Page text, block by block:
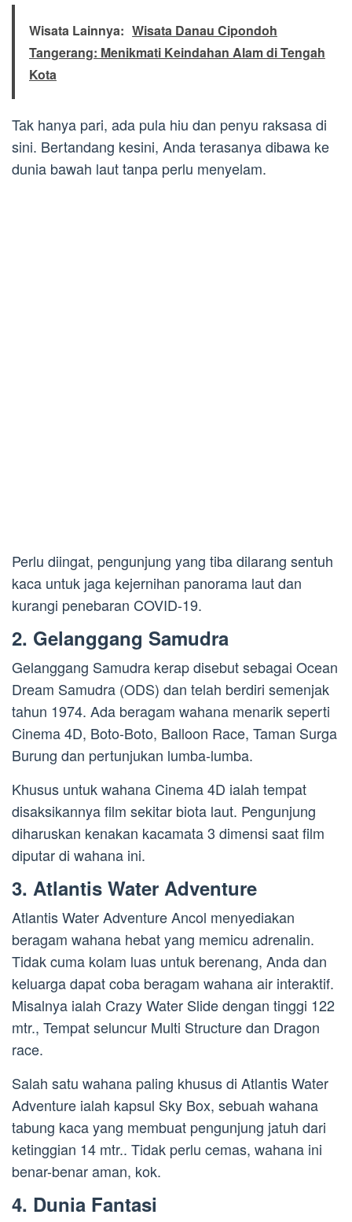
Wisata Lainnya: Wisata Danau Cipondoh
Tangerang: Menikmati Keindahan Alam di Tengah
Kota
Tak hanya pari, ada pula hiu dan penyu raksasa di
sini. Bertandang kesini, Anda terasanya dibawa ke
dunia bawah laut tanpa perlu menyelam.
Perlu diingat, pengunjung yang tiba dilarang sentuh
kaca untuk jaga kejernihan panorama laut dan
kurangi penebaran COVID-19.
2. Gelanggang Samudra
Gelanggang Samudra kerap disebut sebagai Ocean
Dream Samudra (ODS) dan telah berdiri semenjak
tahun 1974. Ada beragam wahana menarik seperti
Cinema 4D, Boto-Boto, Balloon Race, Taman Surga
Burung dan pertunjukan lumba-lumba.
Khusus untuk wahana Cinema 4D ialah tempat
disaksikannya film sekitar biota laut. Pengunjung
diharuskan kenakan kacamata 3 dimensi saat film
diputar di wahana ini.
3. Atlantis Water Adventure
Atlantis Water Adventure Ancol menyediakan
beragam wahana hebat yang memicu adrenalin.
Tidak cuma kolam luas untuk berenang, Anda dan
keluarga dapat coba beragam wahana air interaktif.
Misalnya ialah Crazy Water Slide dengan tinggi 122
mtr., Tempat seluncur Multi Structure dan Dragon
race.
Salah satu wahana paling khusus di Atlantis Water
Adventure ialah kapsul Sky Box, sebuah wahana
tabung kaca yang membuat pengunjung jatuh dari
ketinggian 14 mtr.. Tidak perlu cemas, wahana ini
benar-benar aman, kok.
4. Dunia Fantasi